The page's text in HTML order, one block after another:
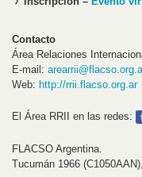
Contacto
Área Relaciones
E-mail:
Web: http://rrii.flacso.org.ar
El Área RRII en las redes:
FLACSO Argentina.
Tucumán 1966